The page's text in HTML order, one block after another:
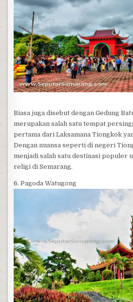
Biasa juga disebut dengan Gedung
merupakan salah satu tempat
pertama dari Laksamana Tiongkok
Dengan nuansa seperti di negeri
menjadi salah satu destinasi populer
religi di Semarang.
6. Pagoda Watugong